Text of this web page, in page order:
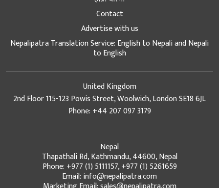
Contact
Advertise with us
Nepalipatra Translation Service: English to Nepali and Nepali
to English
United Kingdom
2nd Floor 115-123 Powis Street, Woolwich, London SE18 6JL
Phone: +44 207 097 3179
Nepal
Thapathali Rd, Kathmandu, 44600, Nepal
Phone: +977 (1) 5111157, +977 (1) 5261659
Email: info@nepalipatra.com